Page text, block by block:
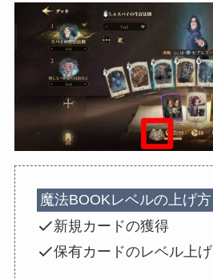
魔法BOOKレベルの上げ方
新規カードの獲得
保有カードのレベル上げ